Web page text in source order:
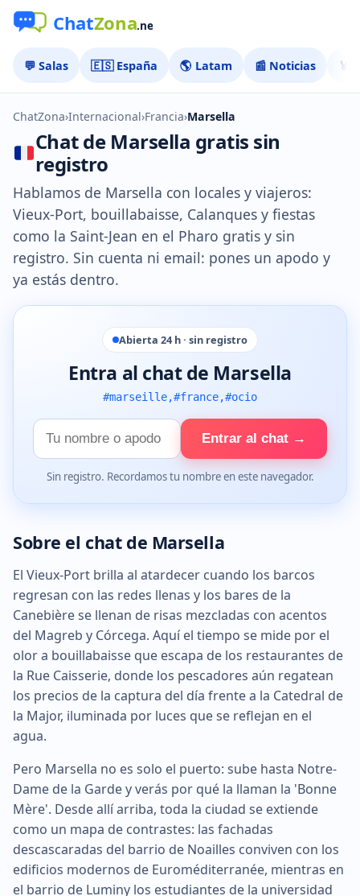
💬 Salas 🇪🇸 España 🌎 Latam 📰 Noticias 🏅
ChatZona›Internacional›Francia›Marsella
Chat de Marsella gratis sin
registro
Hablamos de Marsella con locales y viajeros:
Vieux-Port, bouillabaisse, Calanques y fiestas
como la Saint-Jean en el Pharo gratis y sin
registro. Sin cuenta ni email: pones un apodo y
ya estás dentro.
Abierta 24 h · sin registro
Entra al chat de Marsella
#marseille,#france,#ocio
Tu
nombre
Entrar al chat →
Sin registro. Recordamos tu nombre en este navegador.
Sobre el chat de Marsella
El Vieux-Port brilla al atardecer cuando los barcos
regresan con las redes llenas y los bares de la
Canebière se llenan de risas mezcladas con acentos
del Magreb y Córcega. Aquí el tiempo se mide por el
olor a bouillabaisse que escapa de los restaurantes de
la Rue Caisserie, donde los pescadores aún regatean
los precios de la captura del día frente a la Catedral de
la Major, iluminada por luces que se reflejan en el
agua.
Pero Marsella no es solo el puerto: sube hasta Notre-
Dame de la Garde y verás por qué la llaman la 'Bonne
Mère'. Desde allí arriba, toda la ciudad se extiende
como un mapa de contrastes: las fachadas
descascaradas del barrio de Noailles conviven con los
edificios modernos de Euroméditerranée, mientras en
el barrio de Luminy los estudiantes de la universidad